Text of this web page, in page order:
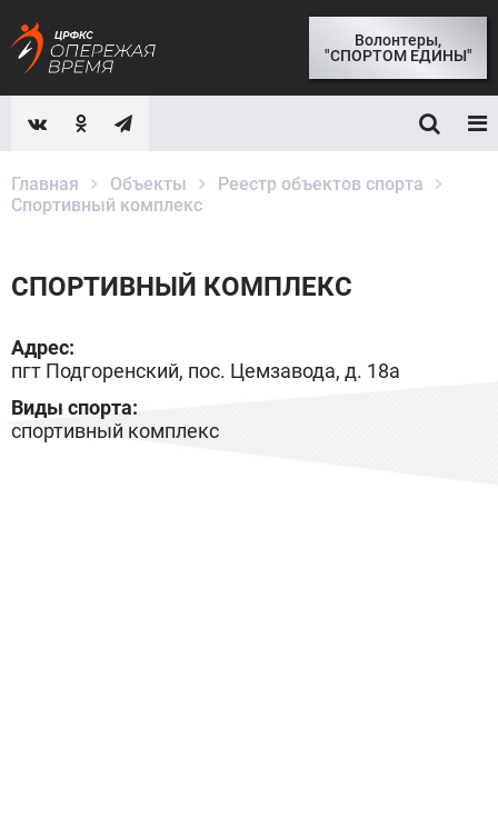
Волонтеры,
"СПОРТОМ ЕДИНЫ"
Главная Объекты
Реестр объектов спорта
Спортивный комплекс
СПОРТИВНЫЙ КОМПЛЕКС
Адрес:
пгт Подгоренский, пос. Цемзавода, д. 18а
Виды спорта:
спортивный комплекс